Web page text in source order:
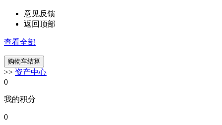
意见反馈
返回顶部
查看全部
>> 资产中心
0
我的积分
0